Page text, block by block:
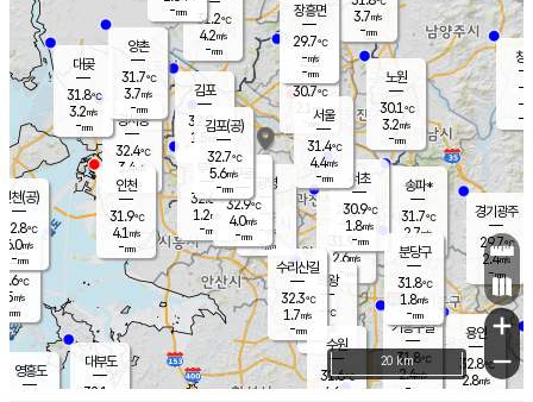
의도
℃
m/s
mm
영흥도
과천
31.9℃
2.6m/s
- mm
용인
32.8℃
2.8m/s
경기광주
29.7℃
2.4m/s
-mm
대부도
32.1
경서동
32.4℃
3.4 m/s
-mm
31.2℃
4.2m/s
-mm
대곶
31.8℃
3.2m/s
-mm
창
-
-m/
-
-mm
의왕
- ℃
m/s
mm
김포
32.9℃
1.5 m/s
mm
광명
- ℃
-m/s
-mm
부천
32.6℃
1.2m/s
-mm
양촌
31.7℃
3.7m/s
-mm
구로
32.9℃
4.0m/s
-mm
은평
30.7℃
2.1 m/s
- mm
노원
30.1℃
3.2m/s
-mm
송파*
31.7℃
2.7m/s
-mm
서초
30.9℃
1.8m/s
-mm
3.7m/s
-mm
기흥구갈
31.8℃
2.4m/s
-
수리산길
32.3℃
1.7m/s
-mm
분당구
31.8℃
1.8m/s
-mm
장흥면
29.7℃
-m/s
-mm
인천(공)
32.8℃
6.0m/s
-mm
김포(공)
32.7℃
5.6m/s
-mm
수원
31.6℃
4.6 m/s
인천
31.9℃
4.1 m/s
-mm
서울
31.4℃
4.4m/s
-mm
+
−
20 km